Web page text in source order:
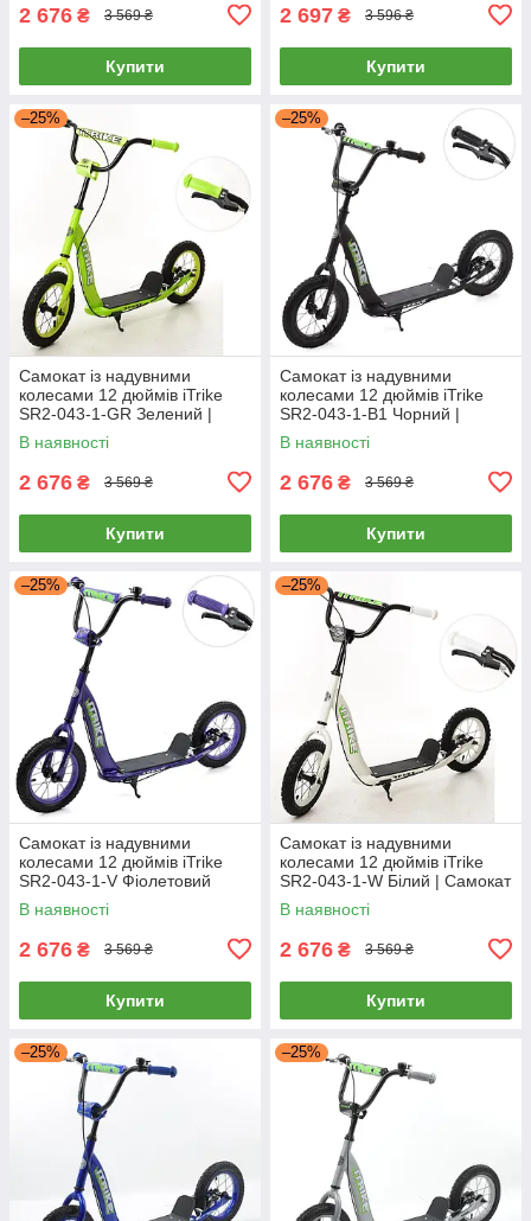
2 676 ₴ 3 569 ₴
Купити
2 697 ₴ 3 596 ₴
Купити
–25%
Самокат із надувними
колесами 12 дюймів iTrike
SR2-043-1-GR Зелений |
Самокат для підлітка
В наявності
2 676 ₴ 3 569 ₴
Купити
–25%
Самокат із надувними
колесами 12 дюймів iTrike
SR2-043-1-B1 Чорний |
Самокат для підлітка
В наявності
2 676 ₴ 3 569 ₴
Купити
–25%
Самокат із надувними
колесами 12 дюймів iTrike
SR2-043-1-V Фіолетовий
В наявності
2 676 ₴ 3 569 ₴
Купити
–25%
Самокат із надувними
колесами 12 дюймів iTrike
SR2-043-1-W Білий | Самокат
для підлітка
В наявності
2 676 ₴ 3 569 ₴
Купити
–25% –25%